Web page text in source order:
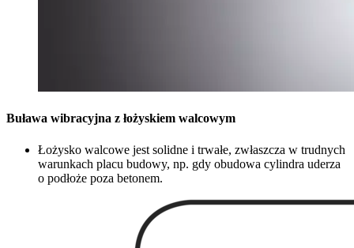
Buława wibracyjna z łożyskiem walcowym
Łożysko walcowe jest solidne i trwałe, zwłaszcza w trudnych
warunkach placu budowy, np. gdy obudowa cylindra uderza
o podłoże poza betonem.